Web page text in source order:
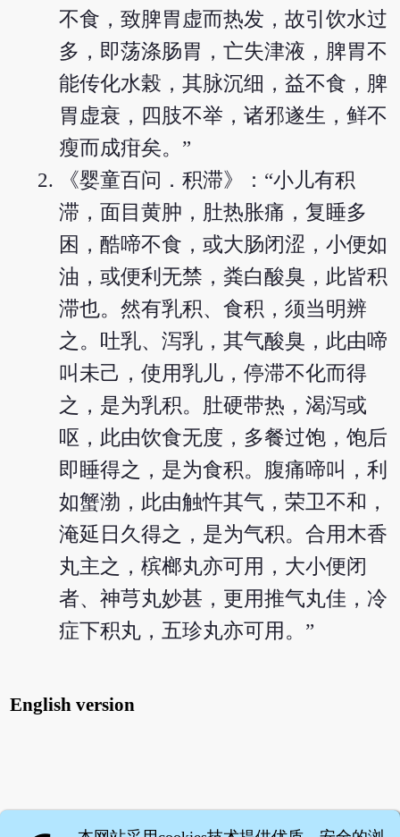
不食，致脾胃虚而热发，故引饮水过
多，即荡涤肠胃，亡失津液，脾胃不
能传化水榖，其脉沉细，益不食，脾
胃虚衰，四肢不举，诸邪遂生，鲜不
瘦而成疳矣。”
《婴童百问．积滞》：“小儿有积
滞，面目黄肿，肚热胀痛，复睡多
困，酷啼不食，或大肠闭涩，小便如
油，或便利无禁，粪白酸臭，此皆积
滞也。然有乳积、食积，须当明辨
之。吐乳、泻乳，其气酸臭，此由啼
叫未己，使用乳儿，停滞不化而得
之，是为乳积。肚硬带热，渴泻或
呕，此由饮食无度，多餐过饱，饱后
即睡得之，是为食积。腹痛啼叫，利
如蟹渤，此由触忤其气，荣卫不和，
淹延日久得之，是为气积。合用木香
丸主之，槟榔丸亦可用，大小便闭
者、神芎丸妙甚，更用推气丸佳，冷
症下积丸，五珍丸亦可用。”
English version